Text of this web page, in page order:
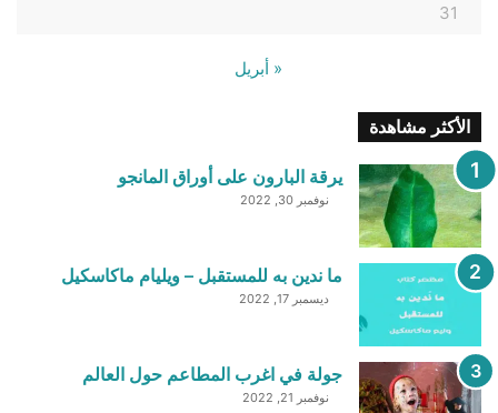
31
« أبريل
الأكثر مشاهدة
يرقة البارون على أوراق المانجو
نوفمبر 30, 2022
ما ندين به للمستقبل – ويليام ماكاسكيل
ديسمبر 17, 2022
جولة في اغرب المطاعم حول العالم
نوفمبر 21, 2022